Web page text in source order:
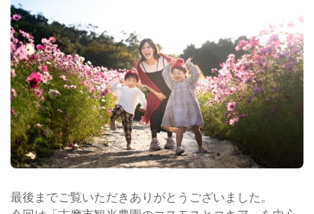
最後までご覧いただきありがとうございました。